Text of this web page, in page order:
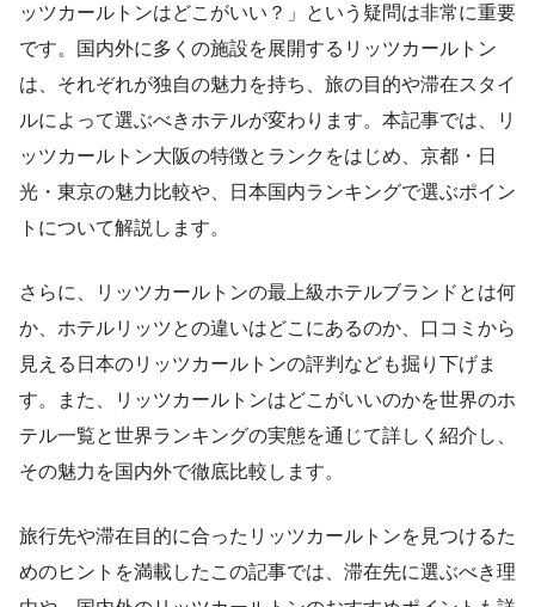
ッツカールトンはどこがいい？」という疑問は非常に重要
です。国内外に多くの施設を展開するリッツカールトン
は、それぞれが独自の魅力を持ち、旅の目的や滞在スタイ
ルによって選ぶべきホテルが変わります。本記事では、リ
ッツカールトン大阪の特徴とランクをはじめ、京都・日
光・東京の魅力比較や、日本国内ランキングで選ぶポイン
トについて解説します。
さらに、リッツカールトンの最上級ホテルブランドとは何
か、ホテルリッツとの違いはどこにあるのか、口コミから
見える日本のリッツカールトンの評判なども掘り下げま
す。また、リッツカールトンはどこがいいのかを世界のホ
テル一覧と世界ランキングの実態を通じて詳しく紹介し、
その魅力を国内外で徹底比較します。
旅行先や滞在目的に合ったリッツカールトンを見つけるた
めのヒントを満載したこの記事では、滞在先に選ぶべき理